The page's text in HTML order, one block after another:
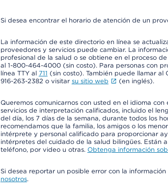
Si desea encontrar el horario de atención de un
La información de este directorio en línea se
proveedores y servicios puede cambiar. La
profesional de la salud o se obtiene en el proceso
al 1-800-464-4000 (sin costo). Para personas con
línea TTY al 711 (sin costo). También puede llamar
916-263-2382 o visitar su sitio web (en inglés).
Queremos comunicarnos con usted en el idioma
servicios de interpretación calificados, incluido el
del día, los 7 días de la semana, durante todos los
recomendamos que la familia, los amigos o los
intérprete y personal calificado para proporcionar
intérpretes del cuidado de la salud bilingües. Están
teléfono, por video u otras. Obtenga información
Si desea reportar un posible error con la
nosotros.